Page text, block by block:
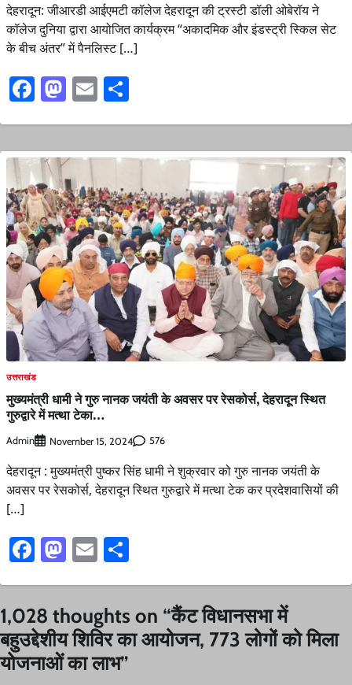
देहरादून: जीआरडी आईएमटी कॉलेज देहरादून की ट्रस्टी डॉली ओबेरॉय ने
कॉलेज दुनिया द्वारा आयोजित कार्यक्रम “अकादमिक और इंडस्ट्री स्किल सेट
के बीच अंतर” में पैनलिस्ट […]
Facebook
Mastodon
Email
उत्तराखंड
मुख्यमंत्री धामी ने गुरु नानक जयंती के अवसर पर रेसकोर्स, देहरादून स्थित
गुरुद्वारे में मत्था टेका…
Admin November 15, 2024 576
देहरादून : मुख्यमंत्री पुष्कर सिंह धामी ने शुक्रवार को गुरु नानक जयंती के
अवसर पर रेसकोर्स, देहरादून स्थित गुरुद्वारे में मत्था टेक कर प्रदेशवासियों की
[…]
Facebook
Mastodon
Email
1,028 thoughts on “कैंट विधानसभा में
बहुउद्देशीय शिविर का आयोजन, 773 लोगों को मिला
योजनाओं का लाभ”